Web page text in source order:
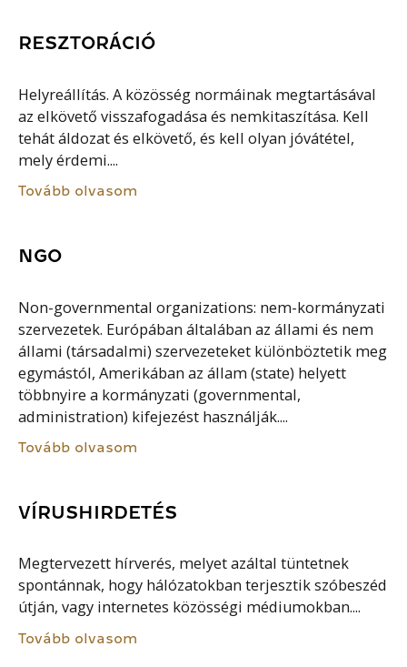
RESZTORÁCIÓ
Helyreállítás. A közösség normáinak megtartásával
az elkövető visszafogadása és nemkitaszítása. Kell
tehát áldozat és elkövető, és kell olyan jóvátétel,
mely érdemi....
Tovább olvasom
NGO
Non-governmental organizations: nem-kormányzati
szervezetek. Európában általában az állami és nem
állami (társadalmi) szervezeteket különböztetik meg
egymástól, Amerikában az állam (state) helyett
többnyire a kormányzati (governmental,
administration) kifejezést használják....
Tovább olvasom
VÍRUSHIRDETÉS
Megtervezett hírverés, melyet azáltal tüntetnek
spontánnak, hogy hálózatokban terjesztik szóbeszéd
útján, vagy internetes közösségi médiumokban....
Tovább olvasom